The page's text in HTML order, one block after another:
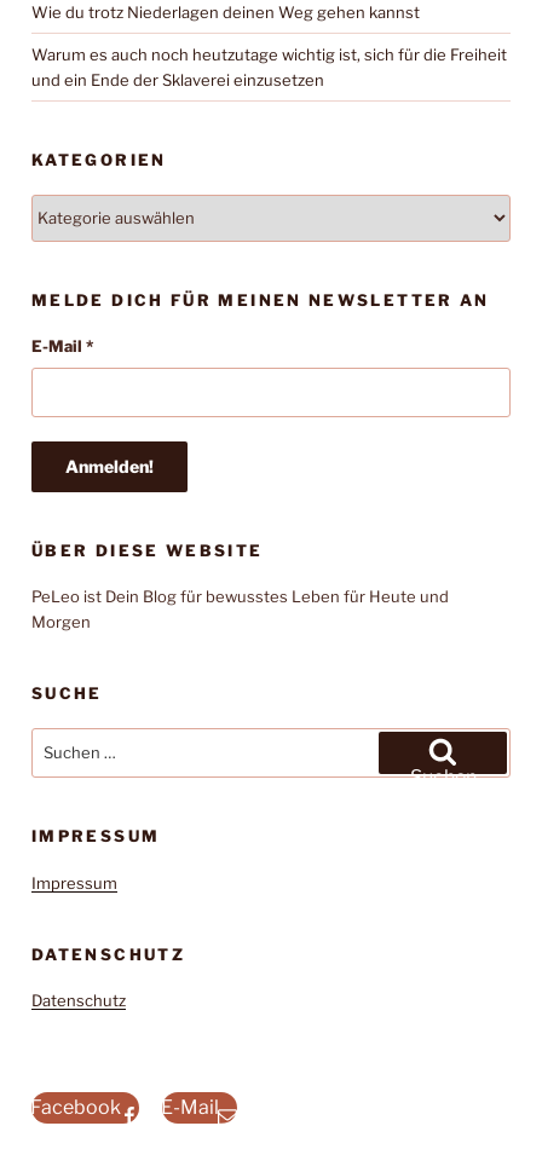
Wie du trotz Niederlagen deinen Weg gehen kannst
Warum es auch noch heutzutage wichtig ist, sich für die Freiheit
und ein Ende der Sklaverei einzusetzen
KATEGORIEN
MELDE DICH FÜR MEINEN NEWSLETTER AN
E-Mail *
ÜBER DIESE WEBSITE
PeLeo ist Dein Blog für bewusstes Leben für Heute und
Morgen
SUCHE
nach:
Suchen
IMPRESSUM
Impressum
DATENSCHUTZ
Datenschutz
Facebook E-Mail